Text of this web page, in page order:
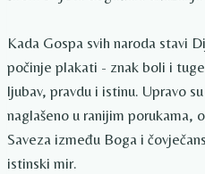
Kada Gospa svih naroda stavi
počinje plakati - znak boli i
ljubav, pravdu i istinu. Upravo
naglašeno u ranijim porukama,
Saveza između Boga i
istinski mir.